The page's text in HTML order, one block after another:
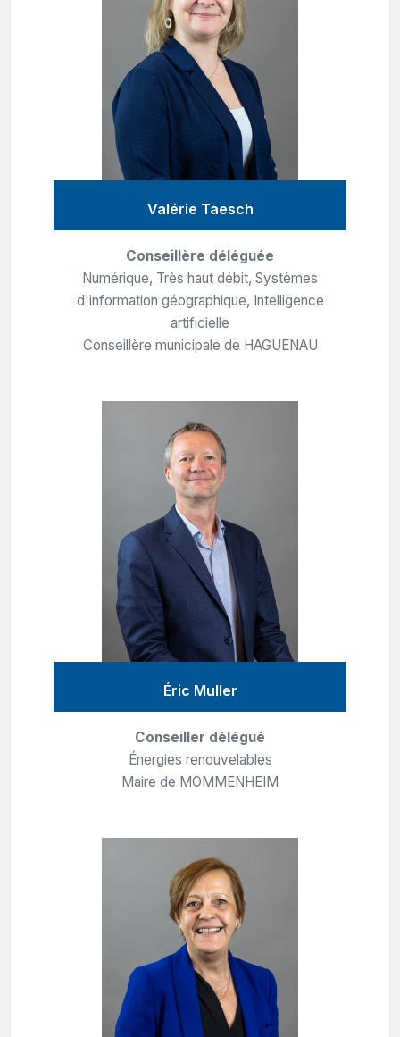
Valérie Taesch
Conseillère déléguée
Numérique, Très haut débit, Systèmes
d'information géographique, Intelligence
artificielle
Conseillère municipale de HAGUENAU
Éric Muller
Conseiller délégué
Énergies renouvelables
Maire de MOMMENHEIM